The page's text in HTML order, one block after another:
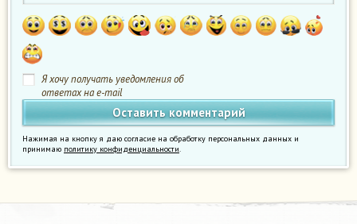
Я хочу получать уведомления об
ответах на e-mail
Нажимая на кнопку я даю согласие на обработку персональных данных и
принимаю политику конфиденциальности.